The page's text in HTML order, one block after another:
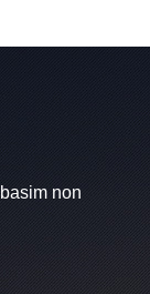
non